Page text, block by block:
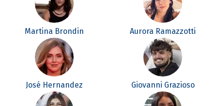
Martina Brondin Aurora Ramazzotti
José Hernandez Giovanni Grazioso